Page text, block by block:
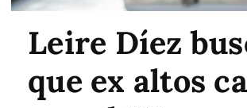
Leire Díez
que ex altos